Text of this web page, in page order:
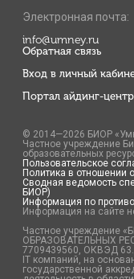
Электронная почта:
info@umney.ru
Обратная связь
Вход в личный
Портал айдинг-
© 2014—2026 БИОР
Частное учреждение
образовательных
Пользовательское
Политика в отношении
Сводная ведомость
БИОР)
Информация по
Информация на сайте
Частное учреждение
ОБРАЗОВАТЕЛЬНЫХ
7709439560, ОКВЭД
IT компаний, на
государственной